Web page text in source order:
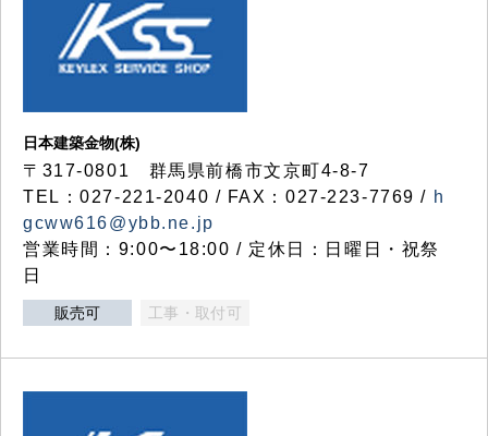
日本建築金物(株)
〒317‐0801 群馬県前橋市文京町4-8-7
TEL：027-221-2040 / FAX：027-223-7769 / h
gcww616@ybb.ne.jp
営業時間：9:00〜18:00 / 定休日：日曜日・祝祭
日
販売可 工事・取付可